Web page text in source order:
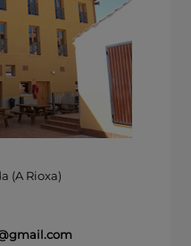
(A Rioxa)